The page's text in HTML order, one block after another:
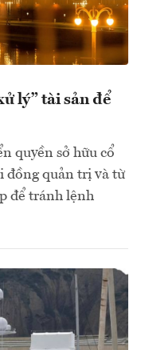
lý” tài sản để
quyền sở hữu cổ
đồng quản trị và từ
để tránh lệnh